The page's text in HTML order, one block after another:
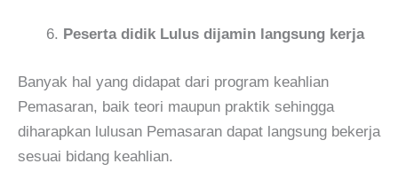
Peserta didik Lulus dijamin langsung kerja
Banyak hal yang didapat dari program keahlian
Pemasaran, baik teori maupun praktik sehingga
diharapkan lulusan Pemasaran dapat langsung bekerja
sesuai bidang keahlian.